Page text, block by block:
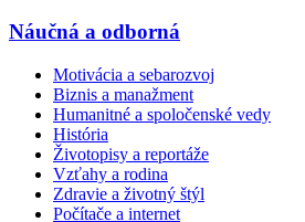
Náučná a odborná
Motivácia a sebarozvoj
Biznis a manažment
Humanitné a spoločenské vedy
História
Životopisy a reportáže
Vzťahy a rodina
Zdravie a životný štýl
Počítače a internet